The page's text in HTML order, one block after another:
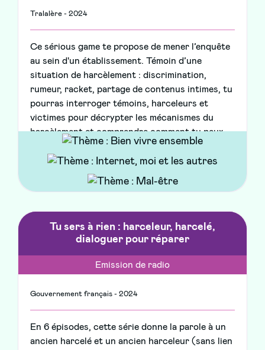
Tralalère - 2024
Ce sérious game te propose de mener l’enquête
au sein d'un établissement. Témoin d’une
situation de harcèlement : discrimination,
rumeur, racket, partage de contenus intimes, tu
pourras interroger témoins, harceleurs et
victimes pour décrypter les mécanismes du
harcèlement et comprendre comment tu peux
concrètement agir pour l’arrêter.
Tu sers à rien : harceleur, harcelé,
dialoguer pour réparer
Emission de radio
Gouvernement français - 2024
En 6 épisodes, cette série donne la parole à un
ancien harcelé et un ancien harceleur (sans lien